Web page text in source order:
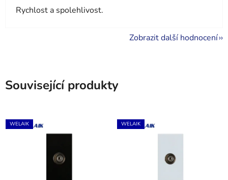
Rychlost a spolehlivost.
Zobrazit další hodnocení
Související produkty
WELAIK WELAIK